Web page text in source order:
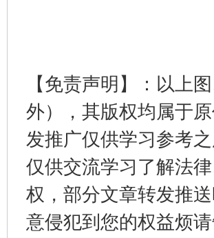
【免责声明】：以上
外），其版权均属于
发推广仅供学习参考
仅供交流学习了解法
权，部分文章转发推
意侵犯到您的权益烦
揭开“小金库”的免责幌子